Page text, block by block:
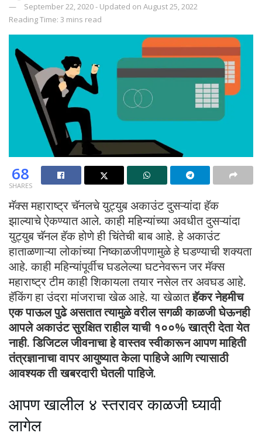
September 22, 2020 - Updated on August 25, 2022
Reading Time: 3 mins read
68
SHARES
मॅक्स महाराष्ट्र चॅनलचे युट्युब अकाउंट दुसऱ्यांदा हॅक
झाल्याचे ऐकण्यात आले. काही महिन्यांच्या अवधीत दुसऱ्यांदा
युट्युब चॅनल हॅक होणे ही चिंतेची बाब आहे. हे अकाउंट
हाताळणाऱ्या लोकांच्या निष्काळजीपणामुळे हे घडण्याची शक्यता
आहे. काही महिन्यांपूर्वीच घडलेल्या घटनेवरून जर मॅक्स
महाराष्ट्र टीम काही शिकायला तयार नसेल तर अवघड आहे.
हॅकिंग हा उंदरा मांजराचा खेळ आहे. या खेळातहॅकर नेहमीच
एक पाऊल पुढे असतात त्यामुळे वरील सगळी काळजी घेऊनही
आपले अकाउंट सुरक्षित राहील याची १००% खात्री देता येत
नाही. डिजिटल जीवनाचा हे वास्तव स्वीकारून आपण माहिती
तंत्रज्ञानाचा वापर आयुष्यात केला पाहिजे आणि त्यासाठी
आवश्यक ती खबरदारी घेतली पाहिजे.
आपण खालील ४ स्तरावर काळजी घ्यावी
लागेल